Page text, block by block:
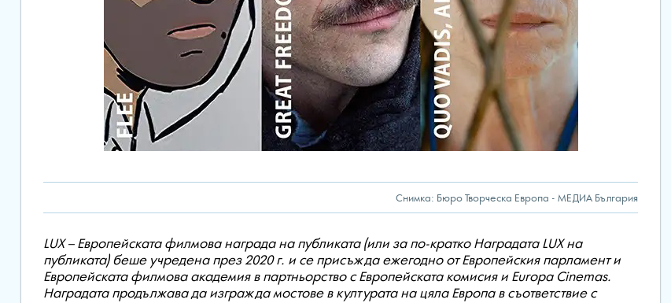
Снимка: Бюро Творческа Европа - МЕДИА България
LUX – Европейската филмова награда на публиката (или за по-кратко Наградата LUX на
публиката) беше учредена през 2020 г. и се присъжда ежегодно от Европейския парламент и
Европейската филмова академия в партньорство с Европейската комисия и Europa Cinemas.
Наградата продължава да изгражда мостове в културата на цяла Европа в съответствие с